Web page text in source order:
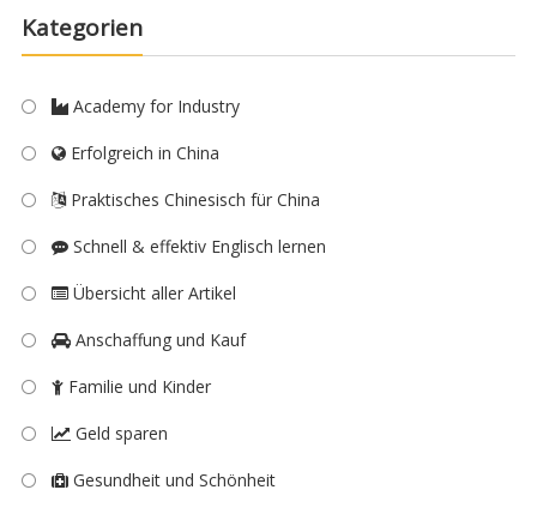
Kategorien
Academy for Industry
Erfolgreich in China
Praktisches Chinesisch für China
Schnell & effektiv Englisch lernen
Übersicht aller Artikel
Anschaffung und Kauf
Familie und Kinder
Geld sparen
Gesundheit und Schönheit